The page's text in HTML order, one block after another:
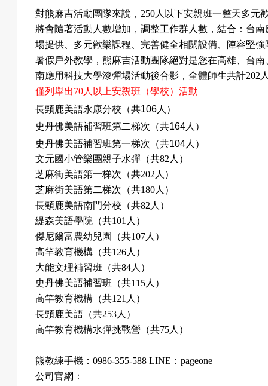
對熊麻吉活動團隊來說， 250人以下安親班一整天多元
將會隨著活動人數增加，調整工作群人數，結合：台
場提供、多元歡樂課程、完善健全相關設備、陣容堅
暑假戶外教學，熊麻吉活動團隊絕對是您在高雄、台
南應用科技大學漆彈場活動後合影，全體師生共計202
僅列舉出70人以上安親班（學校）活動
長頸鹿美語永康分校（共106人）
史丹佛美語補習班第二梯次（共164人）
史丹佛美語補習班第一梯次（共104人）
文元國小管樂團親子水彈（共82 人）
芝麻街美語第一梯次（共202 人）
芝麻街美語第二梯次（共180人）
長頸鹿美語南門分校（共82 人）
緹森美語學院（共101 人）
傑尼爾富農幼兒園（共107人）
高竿教育機構（共126人）
大能文理補習班（共84人）
史丹佛美語補習班（共115人）
高竿教育機構（共121 人）
長頸鹿美語（共253人）
高竿教育機構水彈挑戰營（共75人）
熊教練手機：0986-355-588 LINE ：pageone
公司官網：